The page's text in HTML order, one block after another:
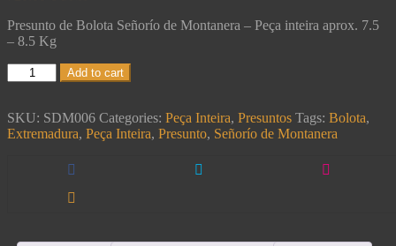
Presunto de Bolota Señorío de Montanera – Peça inteira aprox. 7.5
– 8.5 Kg
Add to cart
SKU: SDM006 Categories: Peça Inteira, Presuntos Tags: Bolota,
Extremadura, Peça Inteira, Presunto, Señorío de Montanera